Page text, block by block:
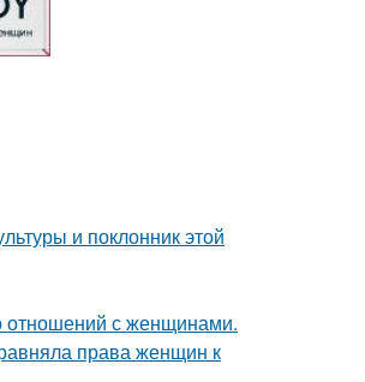
и поклонник этой
отношений с женщинами.
права женщин к